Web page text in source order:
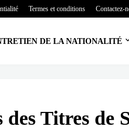
Termes et conditions Contactez-
DE LA NATIONALITÉ
Titres de